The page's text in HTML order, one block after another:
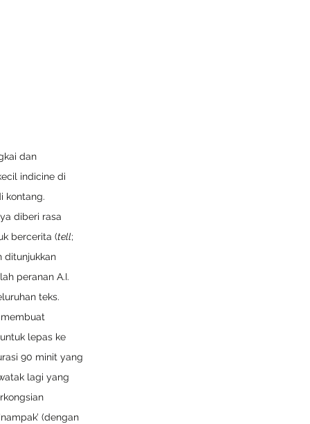
dan
indicine di
kontang.
diberi rasa
bercerita (tell;
ditunjukkan
peranan A.I.
teks.
lepas ke
90 minit yang
lagi yang
(dengan